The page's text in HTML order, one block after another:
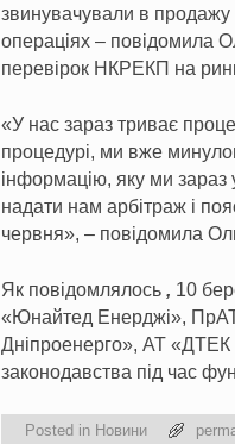
звинувачували в продажу
операціях – повідомила
перевірок НКРЕКП на
«У нас зараз триває
процедурі, ми вже
інформацію, яку ми зараз
надати нам арбітраж і
червня», – повідомила
Як повідомлялось , 10
«Юнайтед Енерджі», ПрАТ
Дніпроенерго», АТ
законодавства під час
Posted in Новини